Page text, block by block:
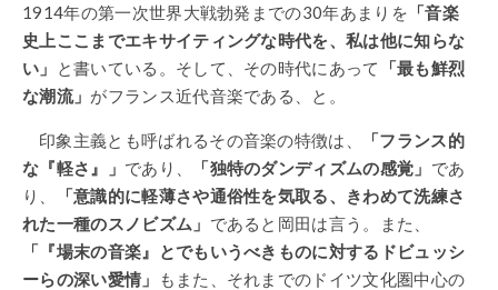
1914年の第一次世界大戦勃発までの30年あまりを 「音楽
史上ここまでエキサイティングな時代を、私は他に知らな
い」
と書いている。そして、その時代にあって
「最も鮮烈
な潮流」 がフランス近代音楽である、と。
印象主義とも呼ばれるその音楽の特徴は、
「フランス的
な『軽さ』」 であり、 「独特のダンディズムの感覚」 であ
り、
「意識的に軽薄さや通俗性を気取る、きわめて洗練さ
れた一種のスノビズム」 であると岡田は言う。また、
「『場末の音楽』とでもいうべきものに対するドビュッシ
ーらの深い愛情」
もまた、それまでのドイツ文化圏中心の